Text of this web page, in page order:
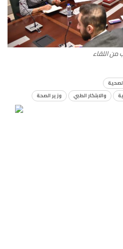
من اللقاء
والابتكار الطبي وزير الصحة